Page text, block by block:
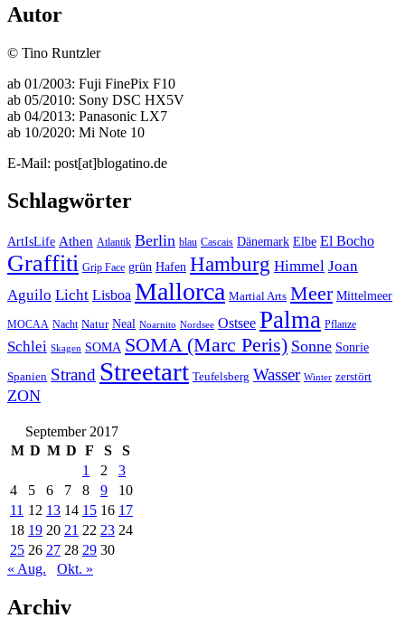
Autor
© Tino Runtzler
ab 01/2003: Fuji FinePix F10
ab 05/2010: Sony DSC HX5V
ab 04/2013: Panasonic LX7
ab 10/2020: Mi Note 10
E-Mail: post[at]blogatino.de
Schlagwörter
ArtIsLife Athen Atlantik Berlin blau Cascais Dänemark Elbe El Bocho
Graffiti Grip Face grün Hafen Hamburg Himmel Joan
Aguilo Licht Lisboa Mallorca Martial Arts Meer Mittelmeer
MOCAA Nacht Natur Neal Noarnito Nordsee Ostsee Palma Pflanze
Schlei Skagen SOMA SOMA (Marc Peris) Sonne Sonrie
Spanien Strand Streetart Teufelsberg Wasser Winter zerstört
ZON
September 2017
M D M D F S
S
1
2
3
4
5 6 7 8 9
10
11 12 13 14 15 16 17
18 19 20 21 22 23 24
25 26 27 28 29 30
« Aug.
Okt. »
Archiv